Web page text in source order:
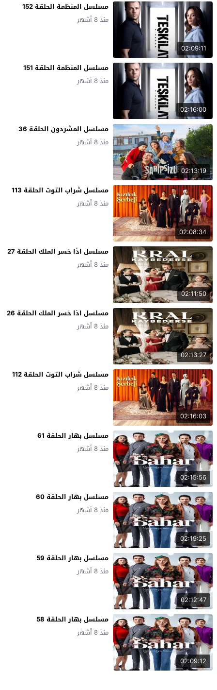
02:09:11
مسلسل المنظمة الحلقة 152
منذ 8 أشهر
02:16:00
مسلسل المنظمة الحلقة 151
منذ 8 أشهر
02:13:19
مسلسل المشردون الحلقة 36
منذ 8 أشهر
02:08:34
مسلسل شراب التوت الحلقة 113
منذ 8 أشهر
02:11:50
مسلسل اذا خسر الملك الحلقة 27
منذ 8 أشهر
02:13:27
مسلسل اذا خسر الملك الحلقة 26
منذ 8 أشهر
02:16:03
مسلسل شراب التوت الحلقة 112
منذ 8 أشهر
02:15:56
مسلسل بهار الحلقة 61
منذ 8 أشهر
02:19:25
مسلسل بهار الحلقة 60
منذ 8 أشهر
02:12:47
مسلسل بهار الحلقة 59
منذ 8 أشهر
02:09:12
مسلسل بهار الحلقة 58
منذ 8 أشهر